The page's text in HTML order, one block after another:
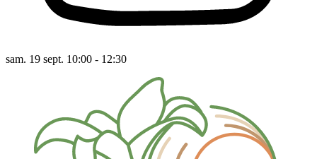
sam. 19 sept. 10:00 - 12:30